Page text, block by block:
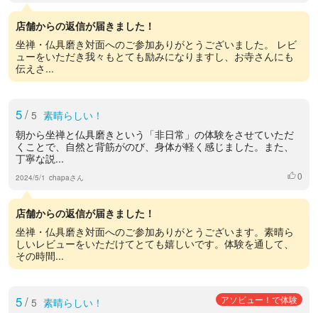
店舗からの返信が届きました！
坐禅・仏具磨き対面へのご参加ありがとうございました。 レビ
ューをいただき我々もとても励みになりますし、お寺さんにも
伝えさ...
5/ 5 素晴らしい！
朝から坐禅と仏具磨きという「非日常」の体験をさせていただ
くことで、自然と背筋がのび、身体が軽く感じました。また、
丁寧な説...
2024/5/1 chapaさん いいね
0
店舗からの返信が届きました！
坐禅・仏具磨き対面へのご参加ありがとうございます。素晴ら
しいレビューをいただけてとても嬉しいです。体験を通して、
その時間...
5/ 5 素晴らしい！ アソビュー！で体験